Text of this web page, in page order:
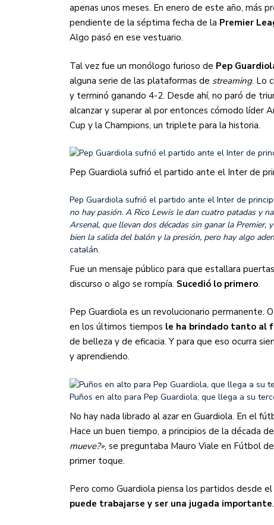
apenas unos meses. En enero de este año, más
pendiente de la séptima fecha de la Premier
Algo pasó en ese vestuario.
Tal vez fue un monólogo furioso de Pep
alguna serie de las plataformas de streaming. Lo
y terminó ganando 4-2. Desde ahí, no paró de
alcanzar y superar al por entonces cómodo líder
Cup y la Champions, un triplete para la historia.
Pep Guardiola sufrió el partido ante el Inter de
Pep Guardiola sufrió el partido ante el Inter de
no hay pasión. A Rico Lewis le dan cuatro patadas y
Arsenal, que llevan dos décadas sin ganar la Premier,
bien la salida del balón y la presión, pero hay algo
catalán.
Fue un mensaje público para que estallara
discurso o algo se rompía. Sucedió lo primero.
Pep Guardiola es un revolucionario permanente.
en los últimos tiempos le ha brindado tanto al
de belleza y de eficacia. Y para que eso ocurra
y aprendiendo.
Puños en alto para Pep Guardiola, que llega a su
No hay nada librado al azar en Guardiola. En el
Hace un buen tiempo, a principios de la década
mueve?», se preguntaba Mauro Viale en Fútbol
primer toque.
Pero como Guardiola piensa los partidos desde
puede trabajarse y ser una jugada importante.